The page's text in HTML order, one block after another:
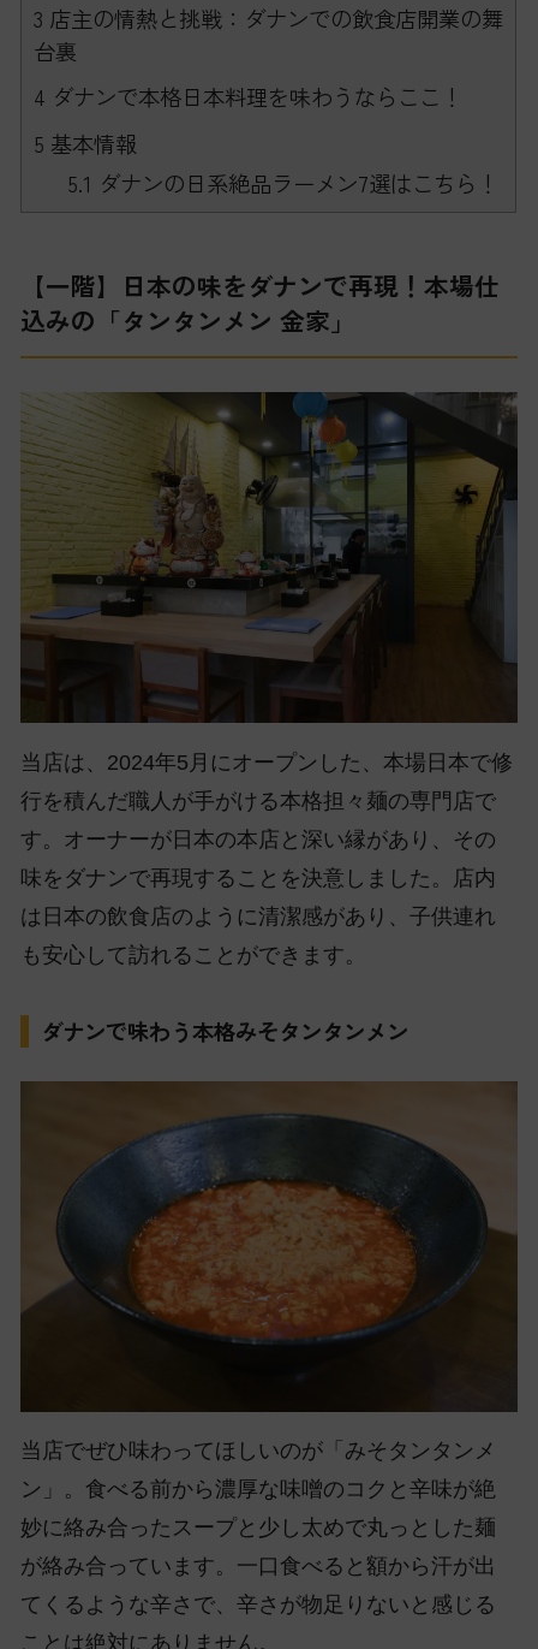
3 店主の情熱と挑戦：ダナンでの飲食店開業の舞
台裏
4 ダナンで本格日本料理を味わうならここ！
5 基本情報
5.1 ダナンの日系絶品ラーメン7選はこちら！
【一階】日本の味をダナンで再現！本場仕
込みの「タンタンメン 金家」
当店は、2024年5月にオープンした、本場日本で修
行を積んだ職人が手がける本格担々麺の専門店で
す。オーナーが日本の本店と深い縁があり、その
味をダナンで再現することを決意しました。店内
は日本の飲食店のように清潔感があり、子供連れ
も安心して訪れることができます。
ダナンで味わう本格みそタンタンメン
当店でぜひ味わってほしいのが「みそタンタンメ
ン」。食べる前から濃厚な味噌のコクと辛味が絶
妙に絡み合ったスープと少し太めで丸っとした麺
が絡み合っています。一口食べると額から汗が出
てくるような辛さで、辛さが物足りないと感じる
ことは絶対にありません。